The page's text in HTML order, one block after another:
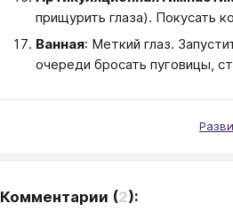
прищурить глаза). Покусать
Ванная: Меткий глаз.
очереди бросать пуговицы,
Комментарии (2):